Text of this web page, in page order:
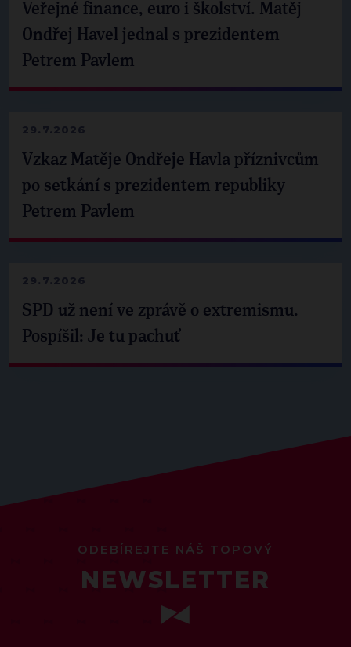
Veřejné finance, euro i školství. Matěj
Ondřej Havel jednal s prezidentem
Petrem Pavlem
29.7.2026
Vzkaz Matěje Ondřeje Havla příznivcům
po setkání s prezidentem republiky
Petrem Pavlem
29.7.2026
SPD už není ve zprávě o extremismu.
Pospíšil: Je tu pachuť
ODEBÍREJTE NÁŠ TOPOVÝ
NEWSLETTER